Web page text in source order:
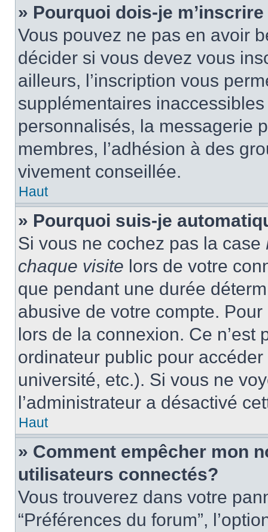
» Pourquoi dois-je
Vous pouvez ne pas en avoir
décider si vous devez vous
ailleurs, l’inscription vous
supplémentaires
personnalisés, la messagerie
membres, l’adhésion à des
vivement conseillée.
Haut
» Pourquoi suis-je
Si vous ne cochez pas la case
chaque visite lors de votre
que pendant une durée
abusive de votre compte.
lors de la connexion. Ce
ordinateur public pour
université, etc.). Si vous ne
l’administrateur a désactivé
Haut
» Comment empêcher mon
utilisateurs connectés?
Vous trouverez dans votre
“Préférences du forum”,